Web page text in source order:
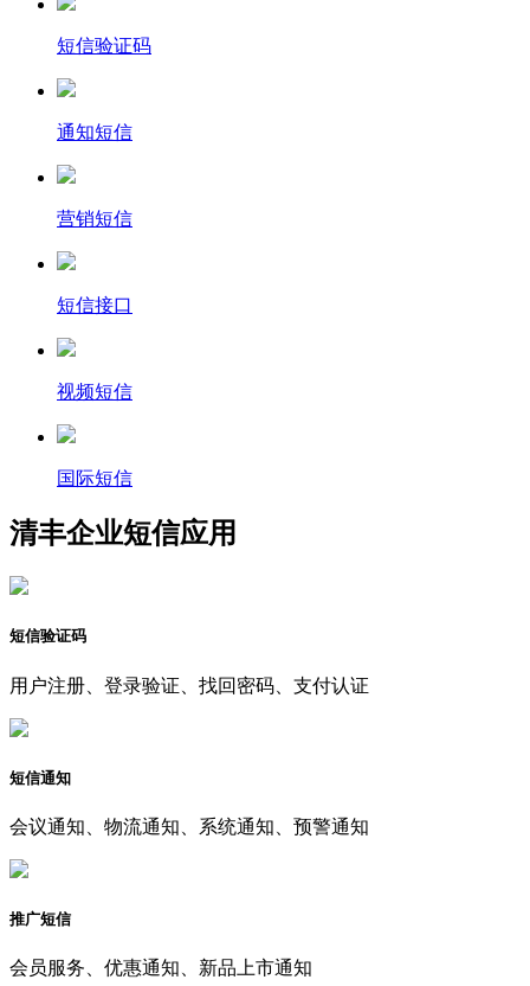
短信验证码
通知短信
营销短信
短信接口
视频短信
国际短信
清丰企业短信应用
短信验证码
用户注册、登录验证、找回密码、支付认证
短信通知
会议通知、物流通知、系统通知、预警通知
推广短信
会员服务、优惠通知、新品上市通知